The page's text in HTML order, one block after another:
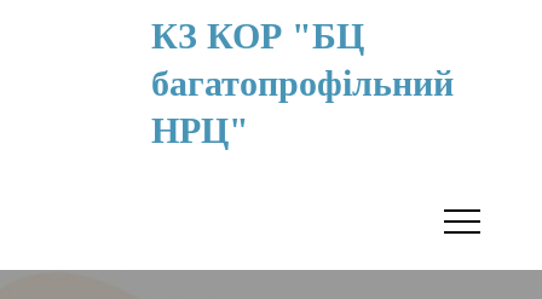
КЗ КОР "БЦ
багатопрофільний
НРЦ"